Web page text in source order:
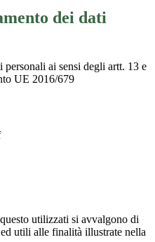
dei dati
ai sensi degli artt. 13 e
UE 2016/679
utilizzati si avvalgono di
utili alle finalità illustrate nella